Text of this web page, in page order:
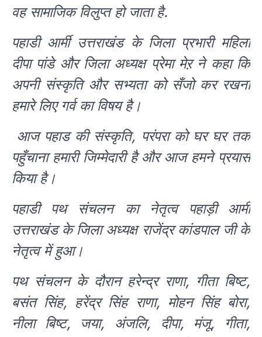
वह सामाजिक विलुप्त हो जाता है.
पहाडी आर्मी उत्तराखंड के जिला प्रभारी महिला
दीपा पांडे और जिला अध्यक्ष प्रेमा मेऱ ने कहा कि
अपनी संस्कृति और सभ्यता को सँजो कर रखना
हमारे लिए गर्व का विषय है।
आज पहाड की संस्कृति, परंपरा को घर घर तक
पहुँचाना हमारी जिम्मेदारी है और आज हमने प्रयास
किया है।
पहाडी पथ संचलन का नेतृत्व पहाड़ी आर्मी
उत्तराखंड के जिला अध्यक्ष राजेंद्र कांडपाल जी के
नेतृत्व में हुआ।
पथ संचलन के दौरान हरेन्द्र राणा, गीता बिष्ट,
बसंत सिंह, हरेंद्र सिंह राणा, मोहन सिंह बोरा,
नीला बिष्ट, जया, अंजलि, दीपा, मंजू, गीता,